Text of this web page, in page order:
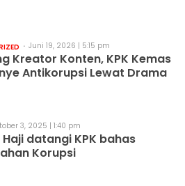
Juni 19, 2026 | 5:15 pm
Kreator Konten, KPK Kemas
Antikorupsi Lewat Drama
3, 2025 | 1:40 pm
datangi KPK bahas
Korupsi